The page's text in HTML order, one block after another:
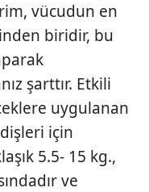
vücudun en
biridir, bu
şarttır. Etkili
uygulanan
dişleri için
5.5- 15 kg.,
ve